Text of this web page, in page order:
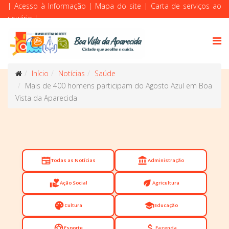
| Acesso à Informação | Mapa do site | Carta de serviços ao
usuário|
Início Notícias
Saúde
Mais de 400 homens participam do Agosto Azul em Boa
Vista da Aparecida
newspaperTodas as Notícias account_balanceAdministração
volunteer_activismAção Social eco Agricultura
paletteCultura schoolEducação